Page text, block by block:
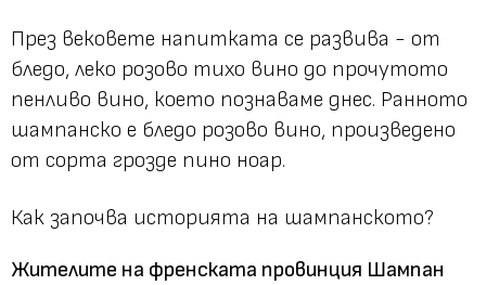
През вековете напитката се развива - от
бледо, леко розово тихо вино до прочутото
пенливо вино, което познаваме днес. Ранното
шампанско е бледо розово вино, произведено
от сорта грозде пино ноар.
Как започва историята на шампанското?
Жителите на френската провинция Шампан